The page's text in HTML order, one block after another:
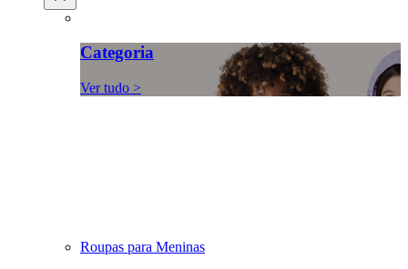
Categoria
Ver tudo >
Roupas para Meninas